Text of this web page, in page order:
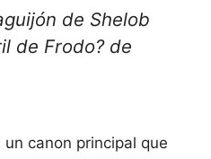
de Shelob
de Frodo? de
canon principal que